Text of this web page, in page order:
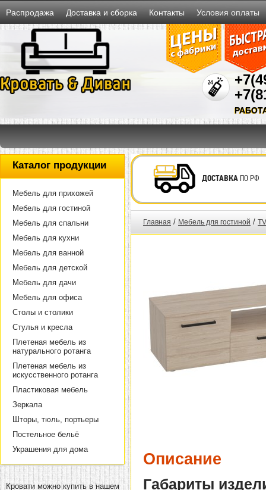
Распродажа Доставка и сборка Контакты Условия оплаты
Каталог продукции
Мебель для прихожей
Мебель для гостиной
Мебель для спальни
Мебель для кухни
Мебель для ванной
Мебель для детской
Мебель для дачи
Мебель для офиса
Столы и столики
Стулья и кресла
Плетеная мебель из
натурального ротанга
Плетеная мебель из
искусственного ротанга
Пластиковая мебель
Зеркала
Шторы, тюль, портьеры
Постельное бельё
Украшения для дома
Кровати можно купить в нашем
ДОСТАВКАПО РФ
Главная / Мебель для гостиной /
Описание
Габариты